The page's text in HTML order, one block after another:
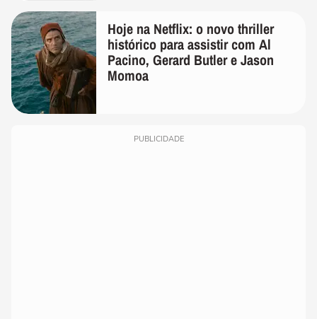
Hoje na Netflix: o novo thriller
histórico para assistir com Al
Pacino, Gerard Butler e Jason
Momoa
PUBLICIDADE